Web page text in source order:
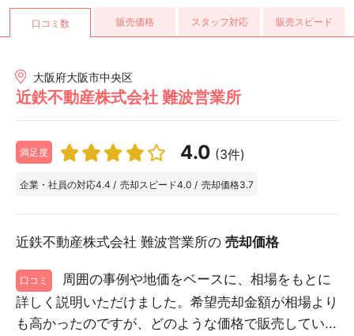
口コミ数 販売価格 スタッフ対応 販売スピード
大阪府大阪市中央区
近鉄不動産株式会社 難波営業所
満足度 4.0 (3件)
企業・社員の対応4.4 / 売却スピード4.0 / 売却価格3.7
近鉄不動産株式会社 難波営業所の 売却価格
口コミ
周囲の事例や地価をベースに、相場をもとに
詳しく説明いただけました。希望売却金額が相場より
も高かったのですが、どのような価格で販売してい...